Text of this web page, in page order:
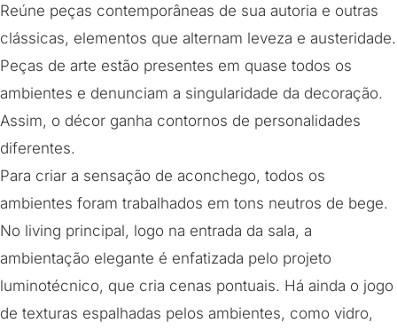
Reúne peças contemporâneas de sua autoria e outras
clássicas, elementos que alternam leveza e austeridade.
Peças de arte estão presentes em quase todos os
ambientes e denunciam a singularidade da decoração.
Assim, o décor ganha contornos de personalidades
diferentes.
Para criar a sensação de aconchego, todos os
ambientes foram trabalhados em tons neutros de bege.
No living principal, logo na entrada da sala, a
ambientação elegante é enfatizada pelo projeto
luminotécnico, que cria cenas pontuais. Há ainda o jogo
de texturas espalhadas pelos ambientes, como vidro,